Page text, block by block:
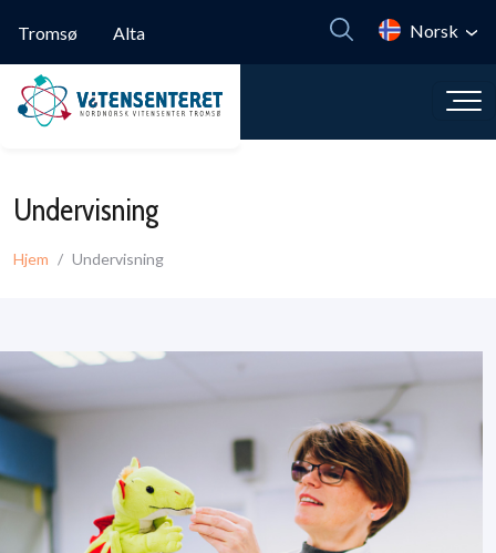
Tromsø
Alta Norsk
Undervisning
Hjem Undervisning